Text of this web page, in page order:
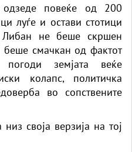
одзеде повеќе од 200
луѓе и остави стотици
Либан не беше скршен
беше смачкан од фактот
погоди земјата веќе
колапс, политичка
во сопствените
своја верзија на тој